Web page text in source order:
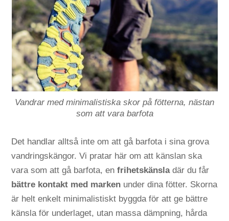
Vandrar med minimalistiska skor på fötterna, nästan
som att vara barfota
Det handlar alltså inte om att gå barfota i sina grova
vandringskängor. Vi pratar här om att känslan ska
vara som att gå barfota, enfrihetskänsladär du får
bättre kontakt med marken under dina fötter. Skorna
är helt enkelt minimalistiskt byggda för att ge bättre
känsla för underlaget, utan massa dämpning, hårda